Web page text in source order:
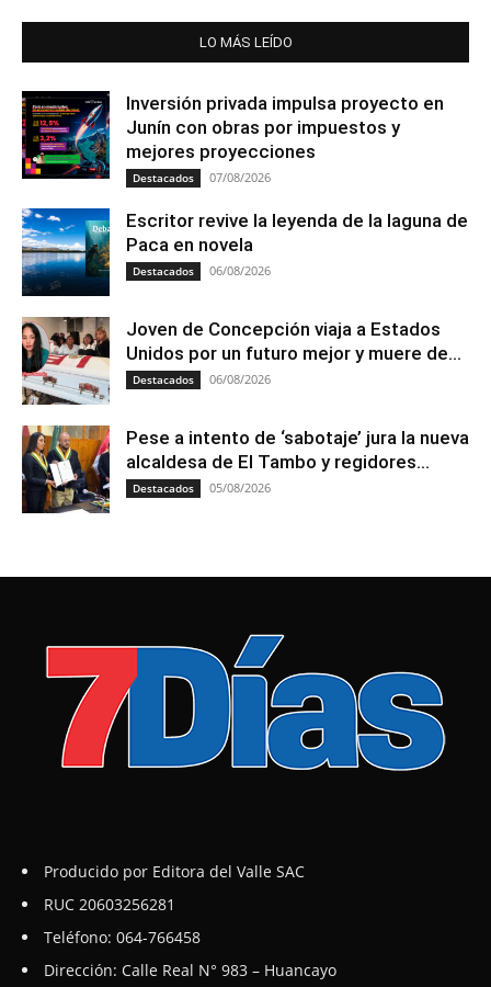
LO MÁS LEÍDO
Inversión privada impulsa proyecto en
Junín con obras por impuestos y
mejores proyecciones
Destacados 07/08/2026
Escritor revive la leyenda de la laguna de
Paca en novela
Destacados 06/08/2026
Joven de Concepción viaja a Estados
Unidos por un futuro mejor y muere de...
Destacados 06/08/2026
Pese a intento de ‘sabotaje’ jura la nueva
alcaldesa de El Tambo y regidores...
Destacados 05/08/2026
Producido por Editora del Valle SAC
RUC 20603256281
Teléfono: 064-766458
Dirección: Calle Real N° 983 – Huancayo